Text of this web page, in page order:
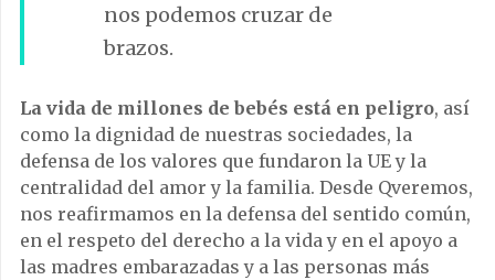
nos podemos cruzar de
brazos.
La vida de millones de bebés está en peligro, así
como la dignidad de nuestras sociedades, la
defensa de los valores que fundaron la UE y la
centralidad del amor y la familia. Desde Qveremos,
nos reafirmamos en la defensa del sentido común,
en el respeto del derecho a la vida y en el apoyo a
las madres embarazadas y a las personas más